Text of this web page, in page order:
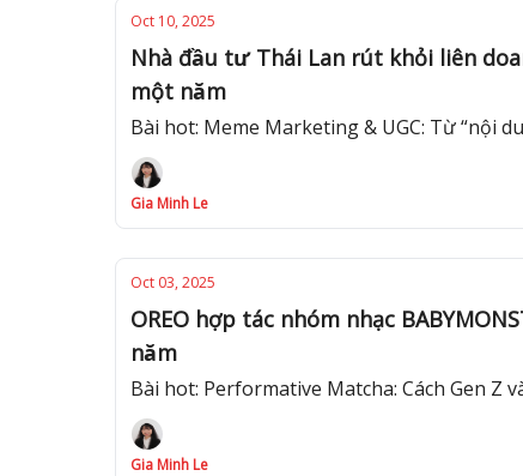
Oct 10, 2025
Nhà đầu tư Thái Lan rút khỏi liên
một năm
Bài hot: Meme Marketing & UGC: Từ “nội
Gia Minh Le
Oct 03, 2025
OREO hợp tác nhóm nhạc
năm
Bài hot: Performative Matcha: Cách Gen Z
Gia Minh Le